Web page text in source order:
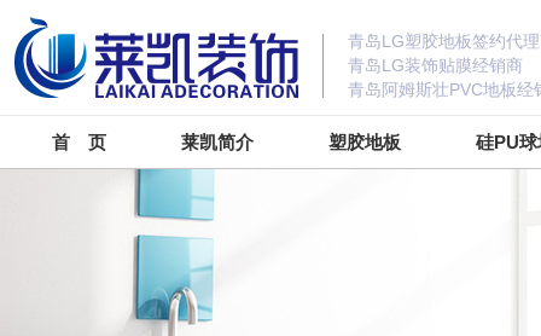
青岛LG塑胶地板签约代
青岛LG装饰贴膜经销商
青岛阿姆斯壮PVC地板经
首 页 莱凯简介 塑胶地板 硅PU球